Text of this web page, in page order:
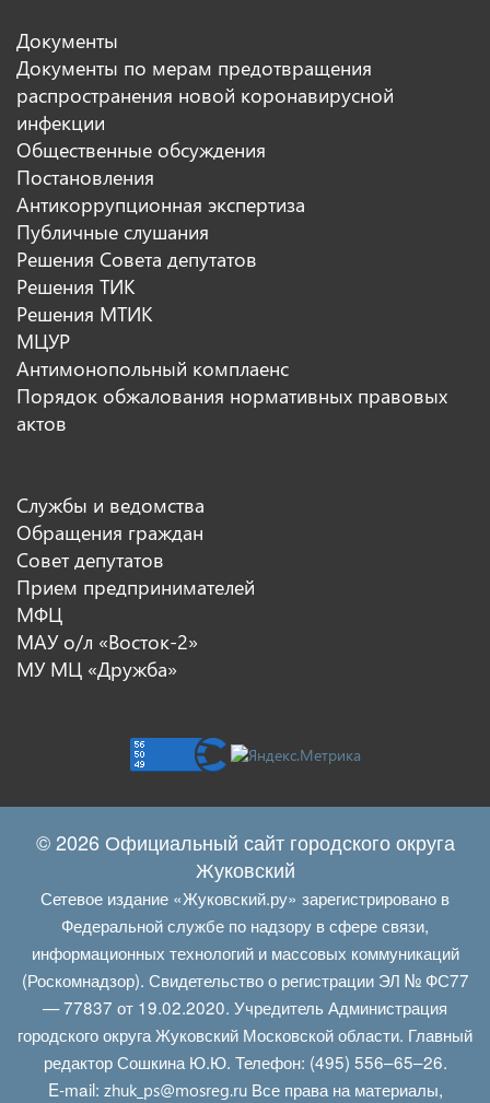
Документы
Документы по мерам предотвращения
распространения новой коронавирусной
инфекции
Общественные обсуждения
Постановления
Антикоррупционная экспертиза
Публичные слушания
Решения Совета депутатов
Решения ТИК
Решения МТИК
МЦУР
Антимонопольный комплаенс
Порядок обжалования нормативных правовых
актов
Службы и ведомства
Обращения граждан
Совет депутатов
Прием предпринимателей
МФЦ
МАУ о/л «Восток-2»
МУ МЦ «Дружба»
© 2026 Официальный сайт городского округа
Жуковский
Сетевое издание «Жуковский.ру» зарегистрировано в
Федеральной службе по надзору в сфере связи,
информационных технологий и массовых коммуникаций
(Роскомнадзор). Свидетельство о регистрации ЭЛ № ФС77
— 77837 от 19.02.2020. Учредитель Администрация
городского округа Жуковский Московской области. Главный
редактор Сошкина Ю.Ю. Телефон: (495) 556–65–26.
E‑mail: zhuk_ps@mosreg.ruВсе права на материалы,